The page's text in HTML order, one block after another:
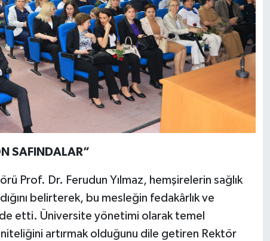
SAFINDALAR”
Prof. Dr. Ferudun Yılmaz, hemşirelerin sağlık
belirterek, bu mesleğin fedakârlık ve
etti. Üniversite yönetimi olarak temel
niteliğini artırmak olduğunu dile getiren Rektör